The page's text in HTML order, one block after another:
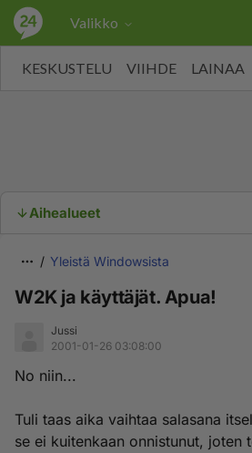
Valikko
KESKUSTELU VIIHDE LAINAA
Aihealueet
Yleistä Windowsista
W2K ja käyttäjät. Apua!
Jussi
2001-01-26 03:08:00
No niin...
Tuli taas aika vaihtaa salasana
se ei kuitenkaan onnistunut, joten